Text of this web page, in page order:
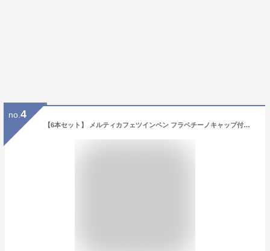
no. 4
【6本セット】 メルティカフェツインペン フラペチーノキャップ付き ペン カラーペン ツインペン 筆記具 文房具 女の子 かわいい ホワイトデー 筆記具 子供 こども 文具 文具セット 小学生 中学生 女子 文房具セット 子供会 誕生日 プレゼント お返し 入学 クリスマス